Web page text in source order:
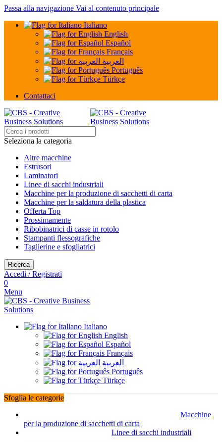
Passa alla navigazione Vai al contenuto principale
Italiano
English
Español
Français
العربية
Português
Türkçe
Contattaci
Seleziona la categoria
Altre macchine
Estrusori
Laminatori
Linee di sacchi industriali
Macchine per la produzione di sacchetti di carta
Macchine per la saldatura della plastica
Offerta Top
Prossimamente
Ribobinatrici di casse in rotolo
Stampanti flessografiche
Taglierine e sfogliatrici
Ricerca
Accedi / Registrati
0
Menu
Italiano
English
Español
Français
العربية
Português
Türkçe
Sfoglia le categorie
Macchine
per la produzione di sacchetti di carta
Linee di sacchi industriali